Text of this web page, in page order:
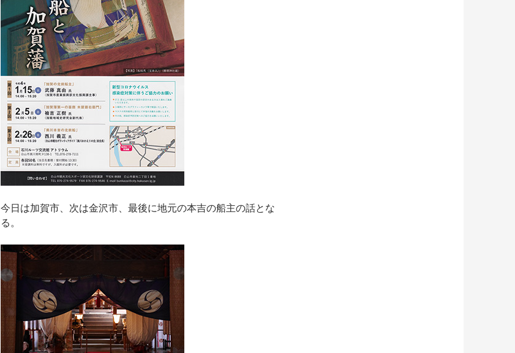
今日は加賀市、次は金沢市、最後に地元の本吉の船主の話とな
る。